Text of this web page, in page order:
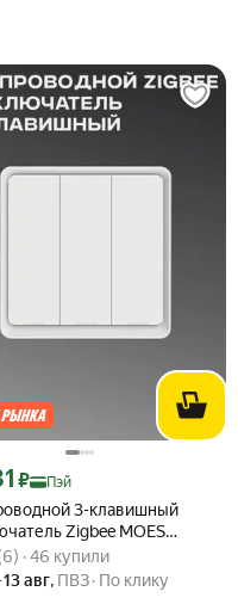
3-клавишный
Zigbee MOES
Яндекс Пэй 3031 ₽ вместо
₽ Пэй
товара: 4.7 из 5
(6) · 46 купили
· 46 купили
13 авг, ПВЗ По клику